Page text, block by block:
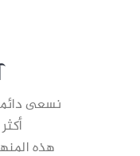
نسعى
هذه